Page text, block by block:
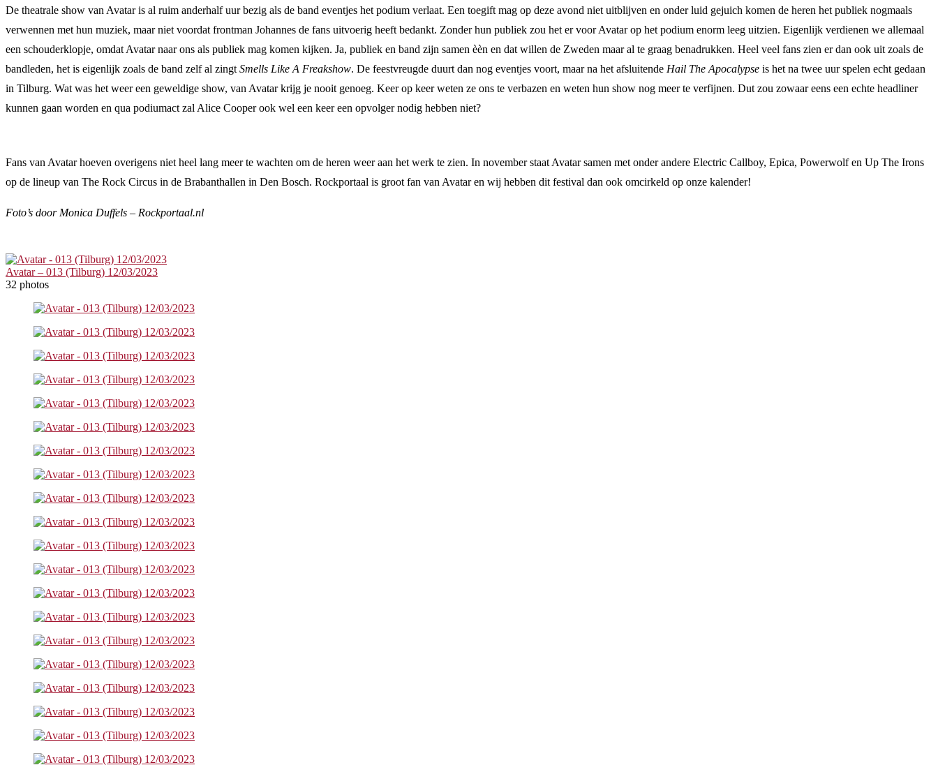
De theatrale show van Avatar is al ruim anderhalf uur bezig als de band eventjes het podium verlaat. Een toegift mag op deze avond niet uitblijven en onder luid gejuich komen de heren het publiek nogmaals
verwennen met hun muziek, maar niet voordat frontman Johannes de fans uitvoerig heeft bedankt. Zonder hun publiek zou het er voor Avatar op het podium enorm leeg uitzien. Eigenlijk verdienen we allemaal
een schouderklopje, omdat Avatar naar ons als publiek mag komen kijken. Ja, publiek en band zijn samen èèn en dat willen de Zweden maar al te graag benadrukken. Heel veel fans zien er dan ook uit zoals de
bandleden, het is eigenlijk zoals de band zelf al zingt Smells Like A Freakshow. De feestvreugde duurt dan nog eventjes voort, maar na het afsluitende Hail The Apocalypse is het na twee uur spelen echt gedaan
in Tilburg. Wat was het weer een geweldige show, van Avatar krijg je nooit genoeg. Keer op keer weten ze ons te verbazen en weten hun show nog meer te verfijnen. Dut zou zowaar eens een echte headliner
kunnen gaan worden en qua podiumact zal Alice Cooper ook wel een keer een opvolger nodig hebben niet?
Fans van Avatar hoeven overigens niet heel lang meer te wachten om de heren weer aan het werk te zien. In november staat Avatar samen met onder andere Electric Callboy, Epica, Powerwolf en Up The Irons
op de lineup van The Rock Circus in de Brabanthallen in Den Bosch. Rockportaal is groot fan van Avatar en wij hebben dit festival dan ook omcirkeld op onze kalender!
Foto’s door Monica Duffels – Rockportaal.nl
Avatar – 013 (Tilburg) 12/03/2023
32 photos